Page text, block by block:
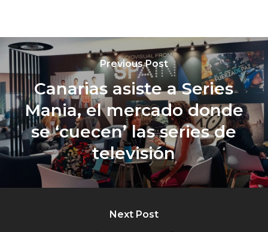
Previous Post
Canarias asiste a Series
Mania, el mercado donde
se ‘cuecen’ las series de
televisión
Next Post